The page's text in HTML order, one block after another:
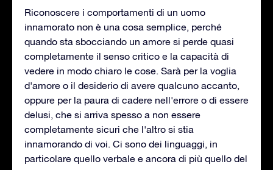
Riconoscere i comportamenti di un uomo
innamorato non è una cosa semplice, perché
quando sta sbocciando un amore si perde quasi
completamente il senso critico e la capacità di
vedere in modo chiaro le cose. Sarà per la voglia
d'amore o il desiderio di avere qualcuno accanto,
oppure per la paura di cadere nell'errore o di essere
delusi, che si arriva spesso a non essere
completamente sicuri che l'altro si stia
innamorando di voi. Ci sono dei linguaggi, in
particolare quello verbale e ancora di più quello del